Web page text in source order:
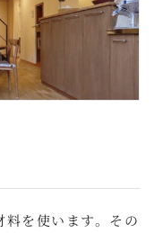
を使います。その